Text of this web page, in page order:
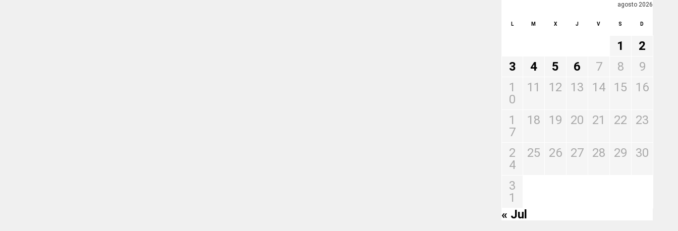
agosto 2026
L M X J V S D
1
2
3
4 5 6 7 8
9
1
0
11 12 13 14 15 16
1
7
18 19 20 21 22 23
2
4
25 26 27 28 29 30
3
1
« Jul